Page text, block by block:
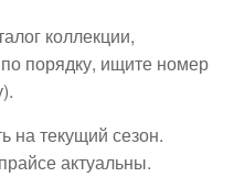
коллекции,
порядку, ищите номер
на текущий сезон.
актуальны.